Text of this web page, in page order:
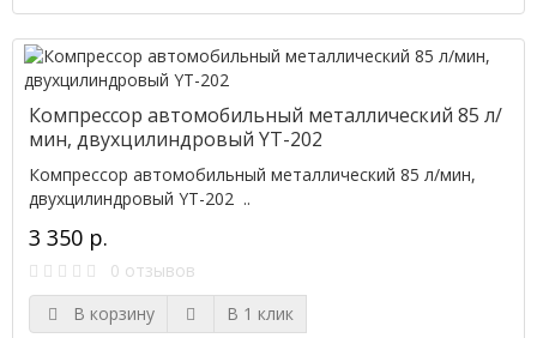
Компрессор автомобильный металлический 85 л/
мин, двухцилиндровый YT-202
Компрессор автомобильный металлический 85 л/мин,
двухцилиндровый YT-202 ..
3 350 р.
0 отзывов
В корзину
В 1 клик